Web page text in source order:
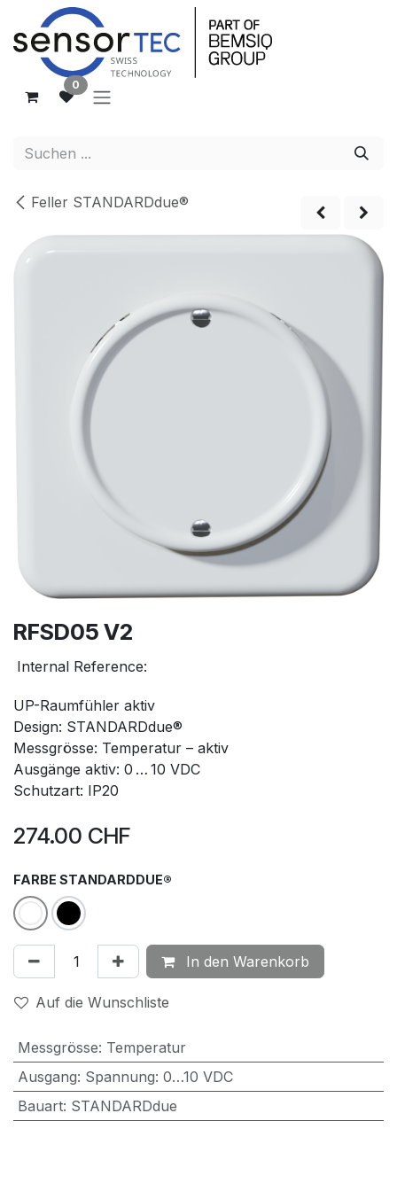
Zum Inhalt springen
0
Feller STANDARDdue®
RFSD05 V2
Internal Reference:
UP-Raumfühler aktiv
Design: STANDARDdue®
Messgrösse: Temperatur – aktiv
Ausgänge aktiv: 0 … 10 VDC
Schutzart: IP20
274.00 CHF
FARBE STANDARDDUE®
In den Warenkorb
Auf die Wunschliste
Messgrösse: Temperatur
Ausgang: Spannung: 0…10 VDC
Bauart: STANDARDdue